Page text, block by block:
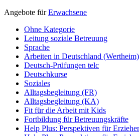
Angebote fürErwachsene
Ohne Kategorie
Leitung soziale Betreuung
Sprache
Arbeiten in Deutschland (Wertheim)
Deutsch-Prüfungen telc
Deutschkurse
Soziales
Alltagsbegleitung (FR)
Alltagsbegleitung (KA)
Fit für die Arbeit mit Kids
Fortbildung für Betreuungskräfte
Help Plus: Perspektiven für